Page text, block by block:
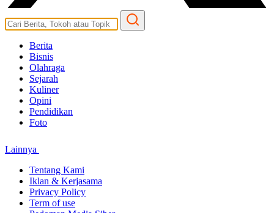
Berita
Bisnis
Olahraga
Sejarah
Kuliner
Opini
Pendidikan
Foto
Lainnya
Tentang Kami
Iklan & Kerjasama
Privacy Policy
Term of use